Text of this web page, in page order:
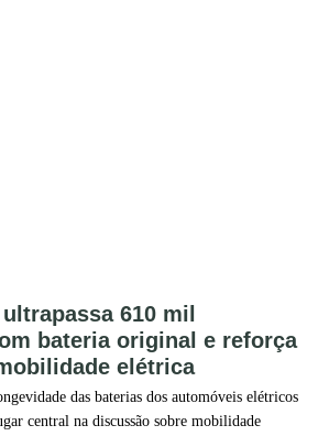
610 mil
bateria original e reforça
elétrica
das baterias dos automóveis elétricos
central na discussão sobre mobilidade